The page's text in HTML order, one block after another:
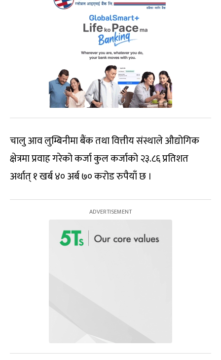
चालु आव लुम्बिनीमा बैंक तथा वित्तीय संस्थाले औद्योगिक
क्षेत्रमा प्रवाह गरेको कर्जा कुल कर्जाको २३.८६ प्रतिशत
अर्थात् १ खर्ब ४० अर्ब ७० करोड रुपैयाँ छ ।